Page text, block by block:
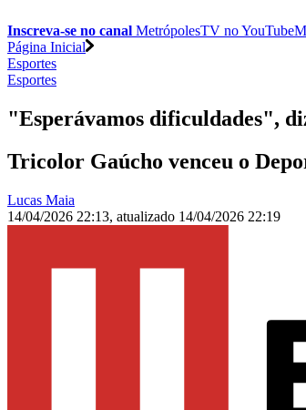
Inscreva-se no canal MetrópolesTV noYouTube
Página Inicial
Esportes
Esportes
"Esperávamos dificuldades",
Tricolor Gaúcho venceu o
Lucas Maia
14/04/2026 22:13, atualizado 14/04/2026 22:19